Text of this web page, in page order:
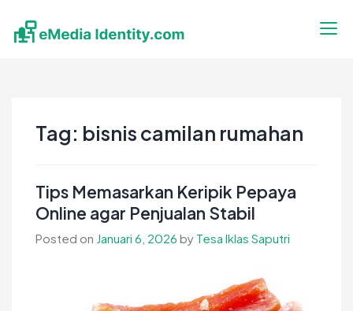
content
Tag: bisnis camilan rumahan
Tips Memasarkan Keripik Pepaya
Online agar Penjualan Stabil
Posted on Januari 6, 2026 by Tesa Iklas Saputri